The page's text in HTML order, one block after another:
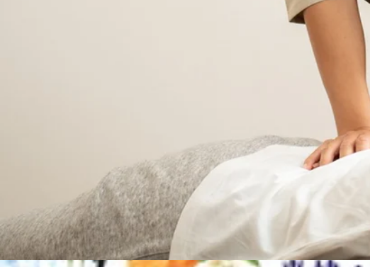
こんにちはRe.Ra.Ku西新井トスカ店です。明日のご予約可能なお時
受けいただけます！週末は隅田川の花火大会ですね。レジャーの前に
こんにちは。Re.Ra.Ku西新井トスカ店です。梅雨明けもして、夏本
パとボディケアのセットコースです。50分 ヘッド10分+ボディケア40
からさらに300円OFF♪通常単品価格よりもとてもお得なコースです!
こんにちはRe.Ra.Ku西新井トスカ店です。夏本番！！晴れてみなさ
がらお身体メンテナンス♪お待ちしております。本日は 11：00～
季節のおすすめ
こんにちはRe.Ra.Ku西新井トスカ店です。うだるような暑さですね。